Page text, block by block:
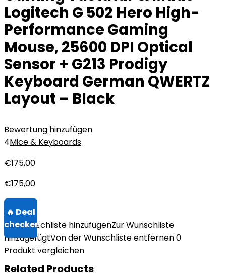
Logitech G 502 Hero High-
Performance Gaming
Mouse, 25600 DPI Optical
Sensor + G213 Prodigy
Keyboard German QWERTZ
Layout – Black
Bewertung hinzufügen
4Mice & Keyboards
€175,00
€175,00
Zur Wunschliste hinzufügenZur Wunschliste
hinzugefügtVon der Wunschliste entfernen0
Produkt vergleichen
Related Products